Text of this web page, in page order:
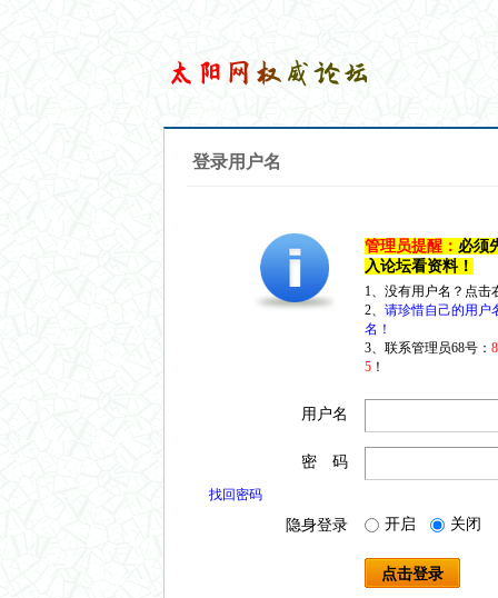
登录用户名
管理员提醒： 必须
入论坛看资料！
1、没有用户名？点
2、 请珍惜自己的用户
名！
3、联系管理员68号：
5 ！
用户名
密 码
找回密码
隐身登录 开启 关闭
点击登录